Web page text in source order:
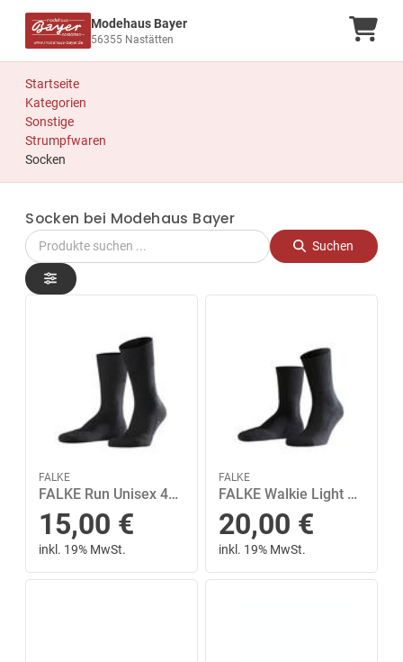
Modehaus Bayer
56355 Nastätten
Startseite
Kategorien
Sonstige
Strumpfwaren
Socken
Socken bei Modehaus Bayer
Suchen
FALKE
FALKE Run Unisex 42-43 - Black
15,00 €
inkl. 19% MwSt.
FALKE
FALKE Walkie Light Unisex 39-41 - Black
20,00 €
inkl. 19% MwSt.